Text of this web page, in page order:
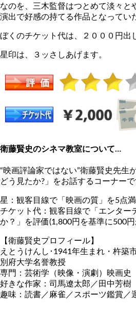
なのを、三木監督はつとめて淡々と
演出で好感の持てる作品となってい
ぼくのチケット代は、２０００円出
星印は、３ッさしあげます。
衛藤賢史のシネマ教室について…
“映画評論家ではない”衛藤賢史先生
どう見たか?」をお話するコーナーで
星：観客目線で「映画の質」を5点
チケット代：観客目線で「エンター
か？」を評価(1,800円を基準に500
【衛藤賢史プロフィール】
えとうけんし･1941年生まれ・杵築
別府大学名誉教授
専門：芸術学（映像・演劇）映画史
好きな作家：司馬遼太郎／田中芳樹
趣味：読書／麻雀／スポーツ鑑賞／